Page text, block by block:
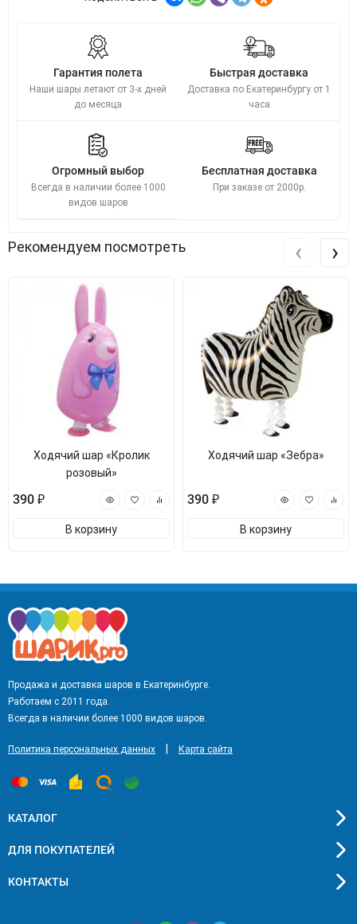
Гарантия полета
Наши шары летают от 3-х дней
до месяца
Быстрая доставка
Доставка по Екатеринбургу от 1
часа
Огромный выбор
Всегда в наличии более 1000
видов шаров
Бесплатная доставка
При заказе от 2000р.
Рекомендуем посмотреть
Ходячий шар «Кролик
розовый»
390 ₽
В корзину
Ходячий шар «Зебра»
390 ₽
В корзину
‹ ›
Продажа и доставка шаров в Екатеринбурге.
Работаем с 2011 года.
Всегда в наличии более 1000 видов шаров.
Политика персональных данных Карта сайта
КАТАЛОГ
ДЛЯ ПОКУПАТЕЛЕЙ
КОНТАКТЫ